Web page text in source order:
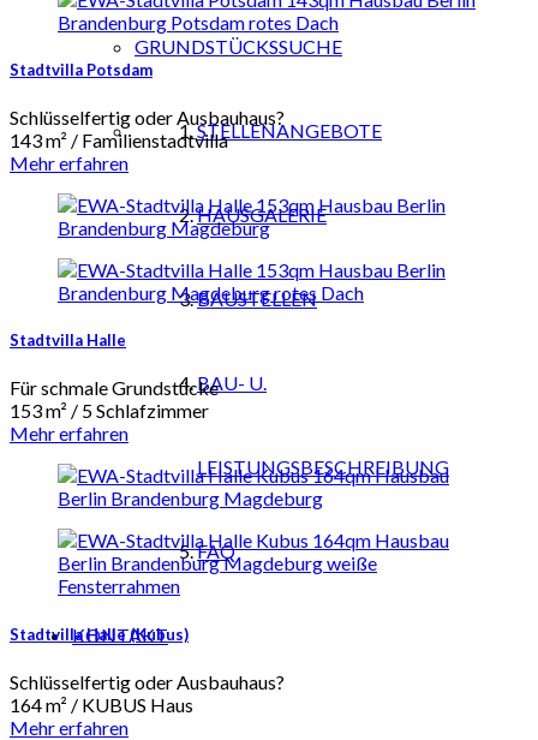
GRUNDSTÜCKSSUCHE
STELLENANGEBOTE
HAUSGALERIE
BAUSTELLEN
BAU- U.
LEISTUNGSBESCHREIBUNG
FAQ
KONTAKT
Stadtvilla Potsdam
Schlüsselfertig oder Ausbauhaus?
143 m² / Familienstadtvilla
Mehr erfahren
Stadtvilla Halle
Für schmale Grundstücke
153 m² / 5 Schlafzimmer
Mehr erfahren
Stadtvilla Halle (Kubus)
Schlüsselfertig oder Ausbauhaus?
164 m² / KUBUS Haus
Mehr erfahren